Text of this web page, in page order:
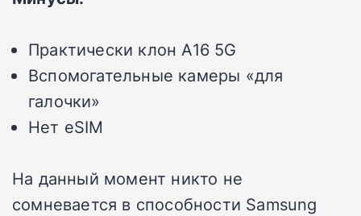
Практически клон A16 5G
Вспомогательные камеры «для
галочки»
Нет eSIM
На данный момент никто не
сомневается в способности Samsung